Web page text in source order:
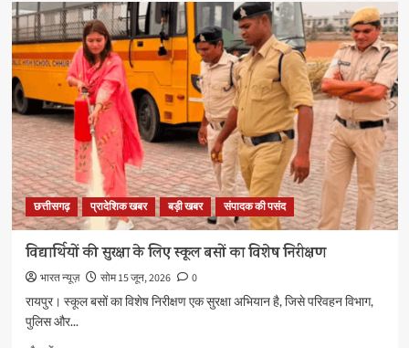
छत्तीसगढ़ प्रादेशिक खबर बड़ी खबर संपादक की पसंद
विद्यार्थियों की सुरक्षा के लिए स्कूल बसों का विशेष निरीक्षण
भारत न्यूज़ सोम 15 जून, 2026
0
रायपुर। स्कूल बसों का विशेष निरीक्षण एक सुरक्षा अभियान है, जिसे परिवहन विभाग,
पुलिस और...